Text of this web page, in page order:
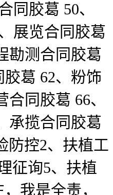
同胶葛 50、
展览合同胶葛
勘测合同胶葛
葛 62、粉饰
同胶葛 66、
承揽合同胶葛
防控2、扶植工
征询5、扶植
我是全责，